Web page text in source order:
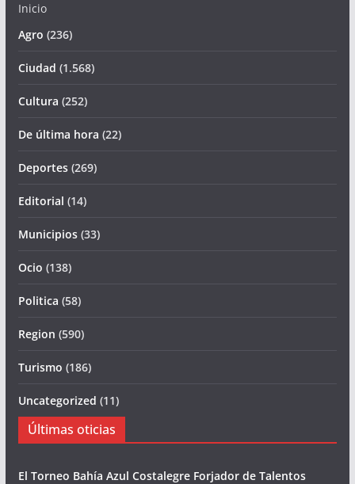
Inicio
Agro (236)
Ciudad (1.568)
Cultura (252)
De última hora (22)
Deportes(269)
Editorial (14)
Municipios(33)
Ocio (138)
Politica (58)
Region (590)
Turismo (186)
Uncategorized (11)
Últimas oticias
El Torneo Bahía Azul Costalegre Forjador de Talentos